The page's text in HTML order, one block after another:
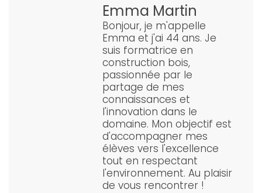
Emma Martin
Bonjour, je m'appelle
Emma et j'ai 44 ans. Je
suis formatrice en
construction bois,
passionnée par le
partage de mes
connaissances et
l'innovation dans le
domaine. Mon objectif est
d'accompagner mes
élèves vers l'excellence
tout en respectant
l'environnement. Au plaisir
de vous rencontrer !